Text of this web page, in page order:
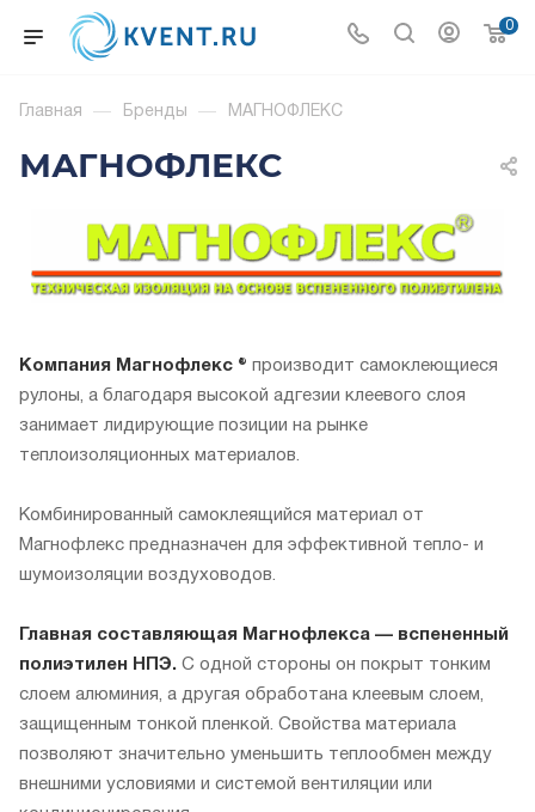
0
Главная — Бренды — МАГНОФЛЕКС
МАГНОФЛЕКС
Компания Магнофлекс ® производит самоклеющиеся
рулоны, а благодаря высокой адгезии клеевого слоя
занимает лидирующие позиции на рынке
теплоизоляционных материалов.
Комбинированный самоклеящийся материал от
Магнофлекс предназначен для эффективной тепло- и
шумоизоляции воздуховодов.
Главная составляющая Магнофлекса — вспененный
полиэтилен НПЭ. С одной стороны он покрыт тонким
слоем алюминия, а другая обработана клеевым слоем,
защищенным тонкой пленкой. Свойства материала
позволяют значительно уменьшить теплообмен между
внешними условиями и системой вентиляции или